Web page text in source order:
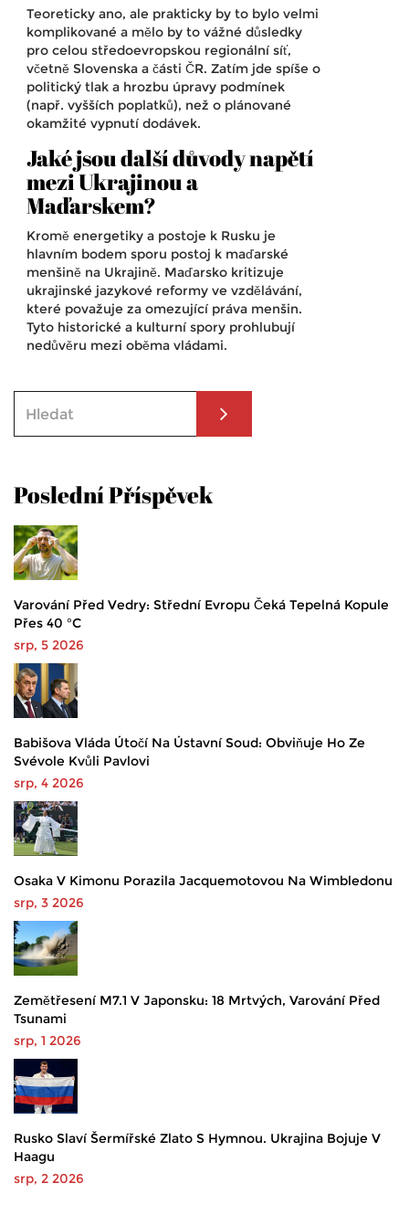
Teoreticky ano, ale prakticky by to bylo velmi
komplikované a mělo by to vážné důsledky
pro celou středoevropskou regionální síť,
včetně Slovenska a části ČR. Zatím jde spíše o
politický tlak a hrozbu úpravy podmínek
(např. vyšších poplatků), než o plánované
okamžité vypnutí dodávek.
Jaké jsou další důvody napětí
mezi Ukrajinou a
Maďarskem?
Kromě energetiky a postoje k Rusku je
hlavním bodem sporu postoj k maďarské
menšině na Ukrajině. Maďarsko kritizuje
ukrajinské jazykové reformy ve vzdělávání,
které považuje za omezující práva menšin.
Tyto historické a kulturní spory prohlubují
nedůvěru mezi oběma vládami.
Poslední Příspěvek
Varování Před Vedry: Střední Evropu Čeká Tepelná Kopule
Přes 40 °C
srp, 5 2026
Babišova Vláda Útočí Na Ústavní Soud: Obviňuje Ho Ze
Svévole Kvůli Pavlovi
srp, 4 2026
Osaka V Kimonu Porazila Jacquemotovou Na Wimbledonu
srp, 3 2026
Zemětřesení M7.1 V Japonsku: 18 Mrtvých, Varování Před
Tsunami
srp, 1 2026
Rusko Slaví Šermířské Zlato S Hymnou. Ukrajina Bojuje V
Haagu
srp, 2 2026